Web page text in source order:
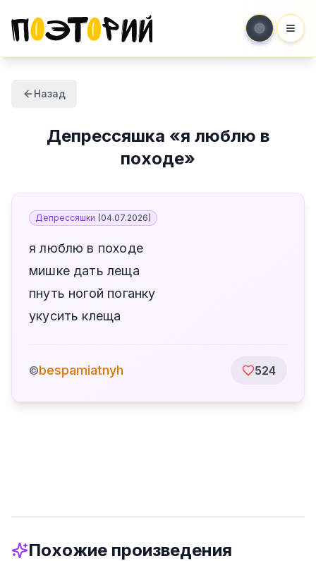
Назад
Депрессяшка «я люблю в
походе»
Депрессяшки (04.07.2026)
я люблю в походе
мишке дать леща
пнуть ногой поганку
укусить клеща
©bespamiatnyh 524
Похожие произведения